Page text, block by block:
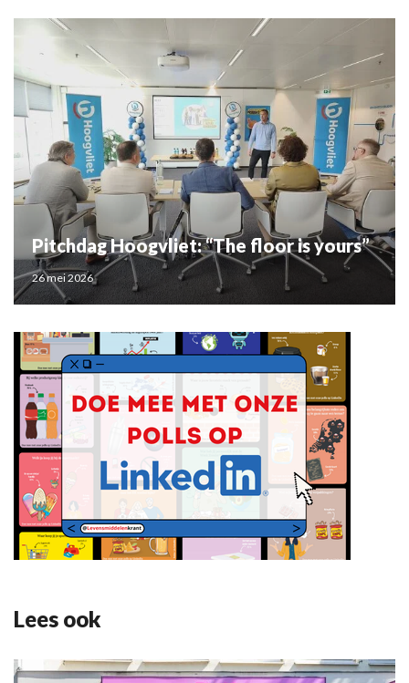
Pitchdag Hoogvliet: “The floor is yours”
26 mei 2026
Lees ook